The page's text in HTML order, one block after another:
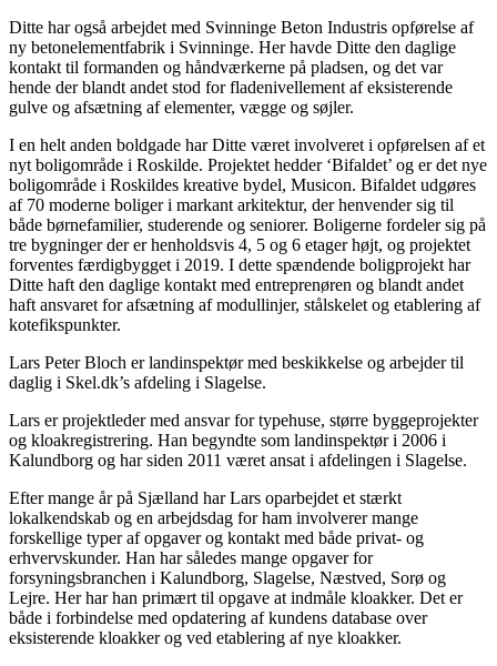
Ditte har også arbejdet med Svinninge Beton Industris opførelse af
ny betonelementfabrik i Svinninge. Her havde Ditte den daglige
kontakt til formanden og håndværkerne på pladsen, og det var
hende der blandt andet stod for fladenivellement af eksisterende
gulve og afsætning af elementer, vægge og søjler.
I en helt anden boldgade har Ditte været involveret i opførelsen af et
nyt boligområde i Roskilde. Projektet hedder ‘Bifaldet’ og er det nye
boligområde i Roskildes kreative bydel, Musicon. Bifaldet udgøres
af 70 moderne boliger i markant arkitektur, der henvender sig til
både børnefamilier, studerende og seniorer. Boligerne fordeler sig på
tre bygninger der er henholdsvis 4, 5 og 6 etager højt, og projektet
forventes færdigbygget i 2019. I dette spændende boligprojekt har
Ditte haft den daglige kontakt med entreprenøren og blandt andet
haft ansvaret for afsætning af modullinjer, stålskelet og etablering af
kotefikspunkter.
Lars Peter Bloch er landinspektør med beskikkelse og arbejder til
daglig i Skel.dk’s afdeling i Slagelse.
Lars er projektleder med ansvar for typehuse, større byggeprojekter
og kloakregistrering. Han begyndte som landinspektør i 2006 i
Kalundborg og har siden 2011 været ansat i afdelingen i Slagelse.
Efter mange år på Sjælland har Lars oparbejdet et stærkt
lokalkendskab og en arbejdsdag for ham involverer mange
forskellige typer af opgaver og kontakt med både privat- og
erhvervskunder. Han har således mange opgaver for
forsyningsbranchen i Kalundborg, Slagelse, Næstved, Sorø og
Lejre. Her har han primært til opgave at indmåle kloakker. Det er
både i forbindelse med opdatering af kundens database over
eksisterende kloakker og ved etablering af nye kloakker.